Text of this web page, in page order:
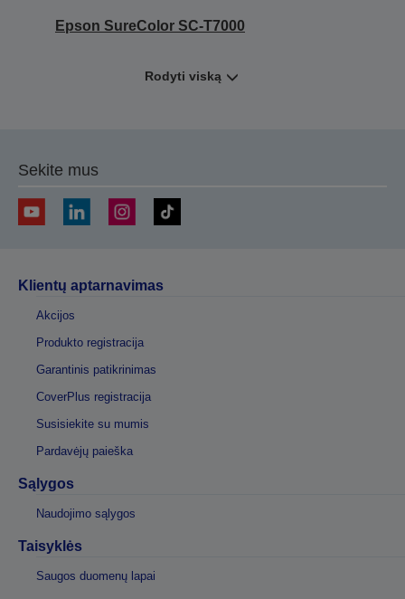
Epson SureColor SC-T7000
Rodyti viską
Sekite mus
Klientų aptarnavimas
Akcijos
Produkto registracija
Garantinis patikrinimas
CoverPlus registracija
Susisiekite su mumis
Pardavėjų paieška
Sąlygos
Naudojimo sąlygos
Taisyklės
Saugos duomenų lapai